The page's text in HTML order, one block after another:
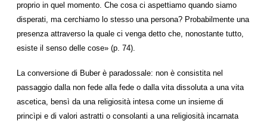
proprio in quel momento. Che cosa ci aspettiamo quando siamo
disperati, ma cerchiamo lo stesso una persona? Probabilmente una
presenza attraverso la quale ci venga detto che, nonostante tutto,
esiste il senso delle cose» (p. 74).
La conversione di Buber è paradossale: non è consistita nel
passaggio dalla non fede alla fede o dalla vita dissoluta a una vita
ascetica, bensì da una religiosità intesa come un insieme di
princìpi e di valori astratti o consolanti a una religiosità incarnata